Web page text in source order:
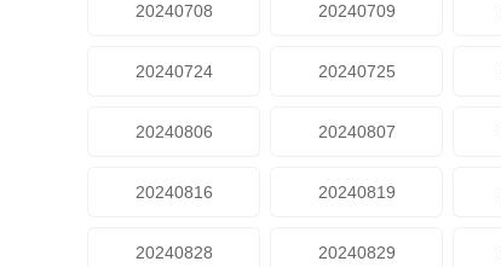
20240708 20240709
20240724 20240725
20240806 20240807
20240816 20240819
20240828 20240829